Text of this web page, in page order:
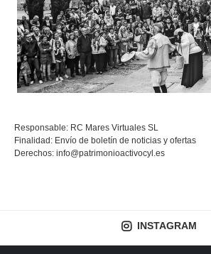
Responsable: RC Mares Virtuales SL
Finalidad: Envío de boletín de noticias y ofertas
Derechos: info@patrimonioactivocyl.es
INSTAGRAM